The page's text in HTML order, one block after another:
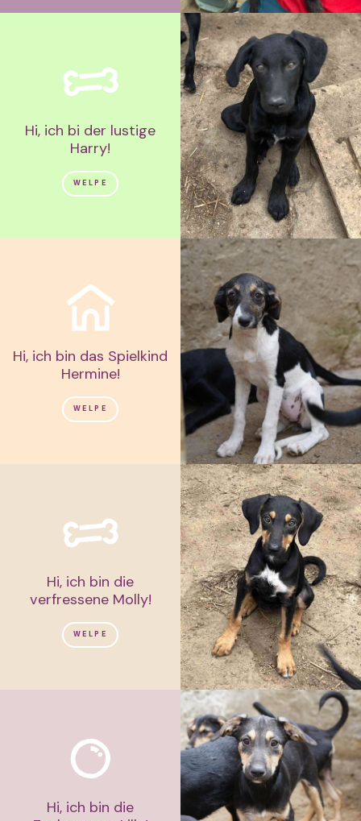
Hi, ich bi der lustige
Harry!
WELPE
Hi, ich bin das Spielkind
Hermine!
WELPE
Hi, ich bin die
verfressene Molly!
WELPE
Hi, ich bin die